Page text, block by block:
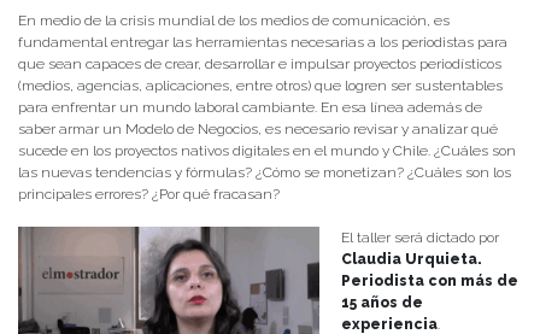
En medio de la crisis mundial de los medios de comunicación, es
fundamental entregar las herramientas necesarias a los periodistas para
que sean capaces de crear, desarrollar e impulsar proyectos periodísticos
(medios, agencias, aplicaciones, entre otros) que logren ser sustentables
para enfrentar un mundo laboral cambiante. En esa línea además de
saber armar un Modelo de Negocios, es necesario revisar y analizar qué
sucede en los proyectos nativos digitales en el mundo y Chile. ¿Cuáles son
las nuevas tendencias y fórmulas? ¿Cómo se monetizan? ¿Cuáles son los
principales errores? ¿Por qué fracasan?
El taller será dictado por
Claudia Urquieta.
Periodista con más de
15 años de
experiencia